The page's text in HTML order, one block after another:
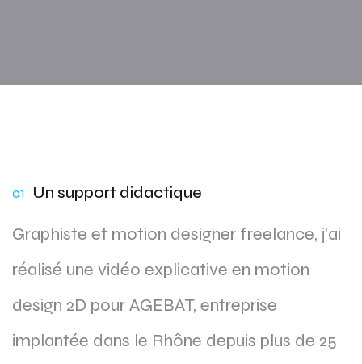
01 Un support didactique
Graphiste et motion designer freelance, j’ai
réalisé une vidéo explicative en motion
design 2D pour AGEBAT, entreprise
implantée dans le Rhône depuis plus de 25